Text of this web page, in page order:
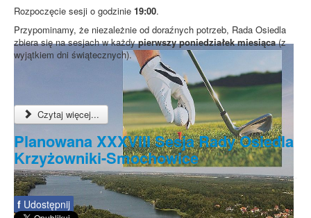
Rozpoczęcie sesji o godzinie 19:00.
Przypominamy, że niezależnie od doraźnych potrzeb, Rada Osiedla
zbiera się na sesjach w każdypierwszy poniedziałek miesiąca(z
wyjątkiem dni świątecznych).
Czytaj więcej...
Planowana XXXVIII Sesja Rady Osiedla
Krzyżowniki-Smochowice
f Udostępnij